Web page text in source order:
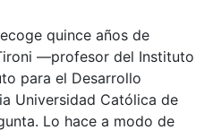
quince años de
—profesor del Instituto
para el Desarrollo
Universidad Católica de
Lo hace a modo de